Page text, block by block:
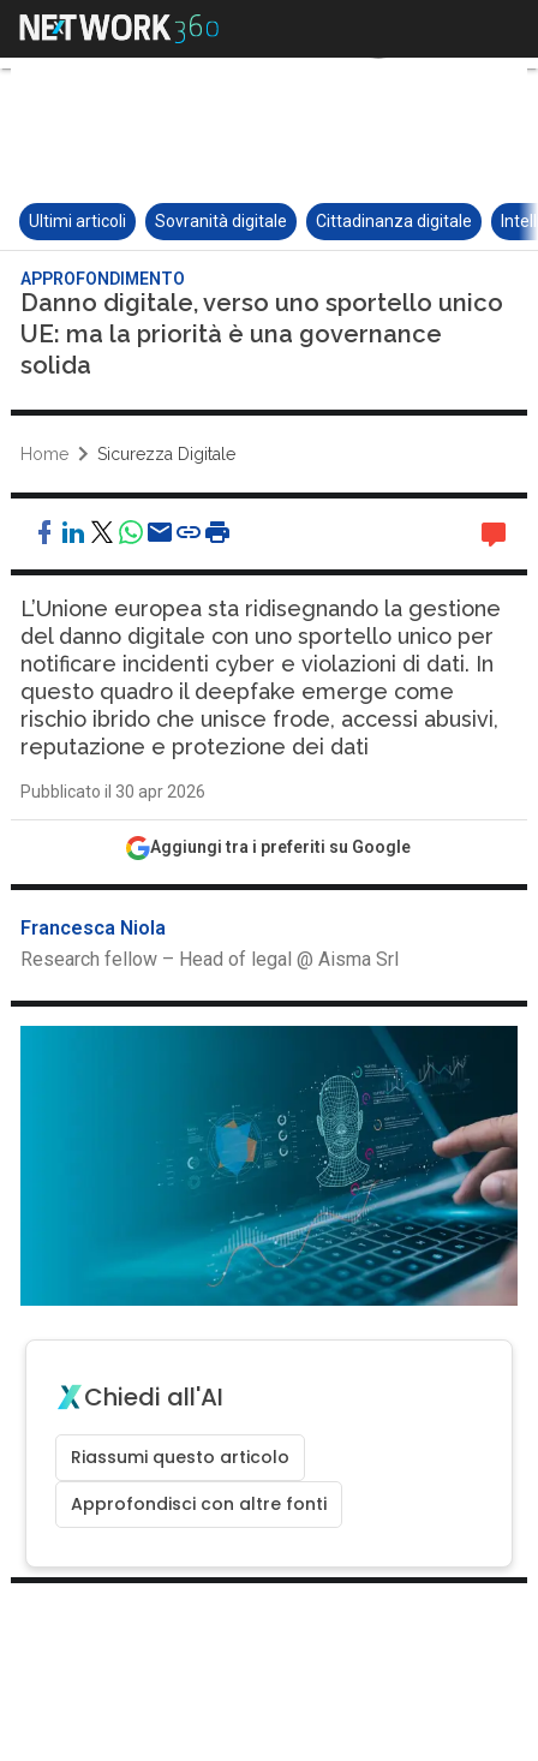
Ultimi articoli Sovranità digitale Cittadinanza digitale
APPROFONDIMENTO
Danno digitale, verso uno sportello unico
UE: ma la priorità è una governance
solida
Home Sicurezza Digitale
L’Unione europea sta ridisegnando la gestione
del danno digitale con uno sportello unico per
notificare incidenti cyber e violazioni di dati. In
questo quadro il deepfake emerge come
rischio ibrido che unisce frode, accessi abusivi,
reputazione e protezione dei dati
Pubblicato il 30 apr 2026
Aggiungi tra i preferiti su Google
Francesca Niola
Research fellow – Head of legal @ Aisma Srl
Chiedi all'AI
Riassumi questo articolo
Approfondisci con altre fonti